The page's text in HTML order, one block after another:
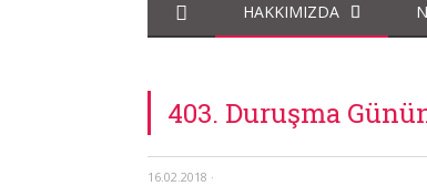
HAKKIMIZDA
403. Duruşma
16.02.2018 ·